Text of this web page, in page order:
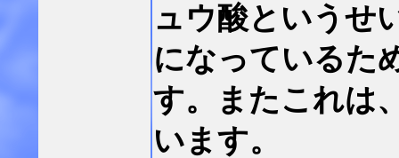
ュウ酸というせ
になっているた
す。またこれは
います。